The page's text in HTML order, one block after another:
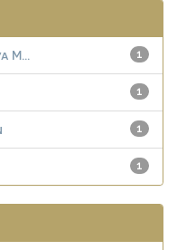
1
M...
1
1
1